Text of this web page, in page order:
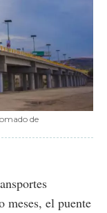
de
meses, el puente